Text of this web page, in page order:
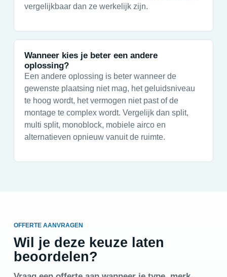
vergelijkbaar dan ze werkelijk zijn.
Wanneer kies je beter een andere
oplossing?
Een andere oplossing is beter wanneer de
gewenste plaatsing niet mag, het geluidsniveau
te hoog wordt, het vermogen niet past of de
montage te complex wordt. Vergelijk dan split,
multi split, monoblock, mobiele airco en
alternatieven opnieuw vanuit de ruimte.
OFFERTE AANVRAGEN
Wil je deze keuze laten
beoordelen?